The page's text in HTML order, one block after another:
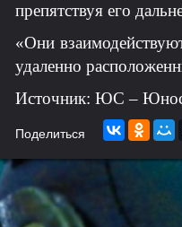
препятствуя его
«Они
удаленно
Источник: ЮС –
Поделиться